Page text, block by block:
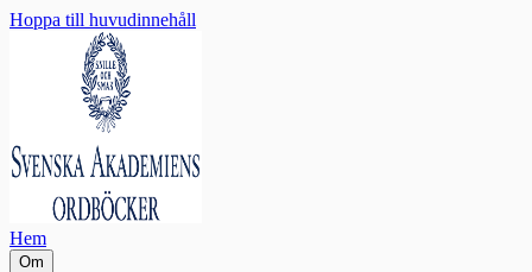
Hoppa till huvudinnehåll
Hem
Om